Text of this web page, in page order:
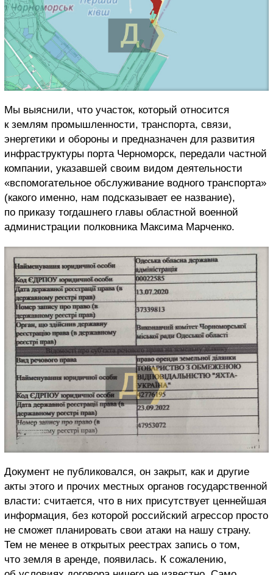
Мы выяснили, что участок, который относится
к землям промышленности, транспорта, связи,
энергетики и обороны и предназначен для развития
инфраструктуры порта Черноморск, передали частной
компании, указавшей своим видом деятельности
«вспомогательное обслуживание водного транспорта»
(какого именно, нам подсказывает ее название),
по приказу тогдашнего главы областной военной
администрации полковника Максима Марченко.
Документ не публиковался, он закрыт, как и другие
акты этого и прочих местных органов государственной
власти: считается, что в них присутствует ценнейшая
информация, без которой российский агрессор просто
не сможет планировать свои атаки на нашу страну.
Тем не менее в открытых реестрах запись о том,
что земля в аренде, появилась. К сожалению,